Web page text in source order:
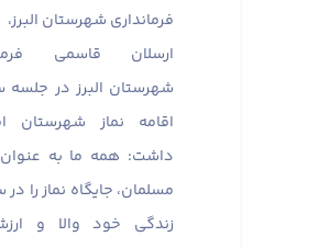
فرمانداری شهرستان البرز،
ارسلان قاسمی
شهرستان البرز در جلسه
اقامه نماز شهرستان
داشت: همه ما به
مسلمان، جایگاه نماز را
زندگی خود والا و